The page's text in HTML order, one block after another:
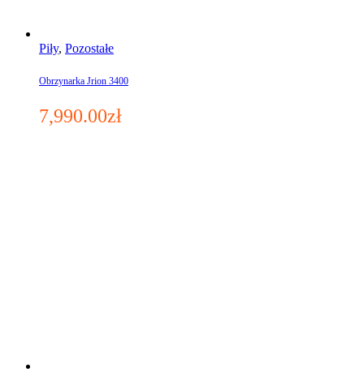
Piły, Pozostałe
Obrzynarka Jrion 3400
7,990.00zł